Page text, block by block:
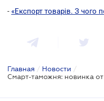
- «Експорт товарів. З чого
Главная / Новости /
Смарт-таможня: новинка